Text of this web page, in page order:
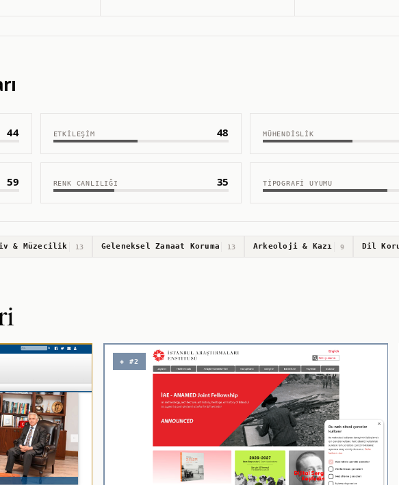
44 ETKILEŞIM 48 MÜHENDISLIK
59 RENK CANLILIĞI 35 TIPOGRAFI UYUMU
& Müzecilik 13 Geleneksel Zanaat Koruma 13 Arkeoloji & Kazı 9 Dil
◈ #2